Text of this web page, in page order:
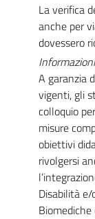
La verifica
anche per
dovessero
A garanzia
vigenti, gli
colloquio
misure
obiettivi
rivolgersi
Disabilità